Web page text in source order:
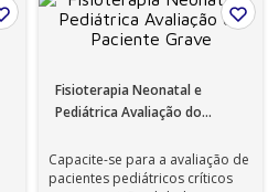
Fisioterapia Neonatal e
Pediátrica Avaliação do
Capacite-se para a avaliação de
pacientes pediátricos críticos